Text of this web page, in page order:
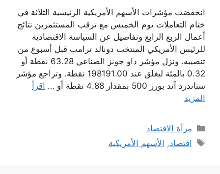
انخفضت مؤشرات الأسهم الأمريكية الرئيسية الثلاثة في
ختام التعاملات يوم الخميس مع ترقب المستثمرين نتائج
أعمال الربع الرابع وتفاصيل عن السياسة الاقتصادية
للرئيس الأمريكي المنتخب دونالد ترامب قبل أسبوع من
تنصيبه. ونزل مؤشر داو جونز الصناعي 63.28 نقطة أو
0.32 بالمئة ليغلق عند 198191.00 نقطة. وتراجع مؤشر
ستاندرد آند بورز 500 بمقدار 4.88 نقطة أو …
اقرأ
المزيد
التصنيفات
مرآة الاقتصاد
الوسوم
اقتصاد, الأسهم الأمريكية